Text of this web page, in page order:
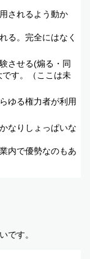
されるよう動か
る。完全にはなく
させる(煽る・同
す。（ここは未
ゆる権力者が利用
なりしょっぱいな
内で優勢なのもあ
です。